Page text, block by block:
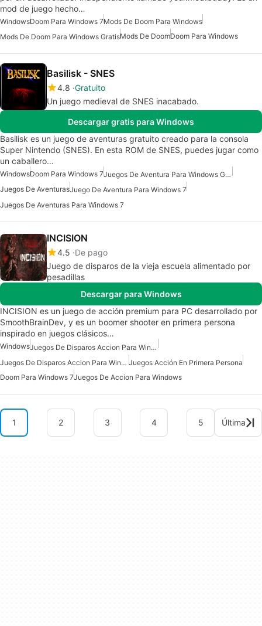
mod de juego hecho…
WindowsDoom Para Windows 7Mods De Doom Para Windows
Mods De Doom Para Windows GratisMods De DoomDoom Para Windows
Basilisk - SNES
4.8 Gratuito
Un juego medieval de SNES inacabado.
Descargar gratis para Windows
Basilisk es un juego de aventuras gratuito creado para la consola
Super Nintendo (SNES). En esta ROM de SNES, puedes jugar como
un caballero…
WindowsDoom Para Windows 7
Juegos De Aventura Para Windows Gratis
Juegos De AventurasJuego De Aventura Para Windows 7
Juegos De Aventuras Para Windows 7
INCISION
4.5 De pago
Juego de disparos de la vieja escuela alimentado por
pesadillas
Descargar para Windows
INCISION es un juego de acción premium para PC desarrollado por
SmoothBrainDev, y es un boomer shooter en primera persona
inspirado en juegos clásicos…
Windows
Juegos De Disparos Accion Para Windows 10
Juegos De Disparos Accion Para Windows 7 Juegos Acción En Primera Persona
Doom Para Windows 7Juegos De Accion Para Windows
1 2 3 4 5 Última